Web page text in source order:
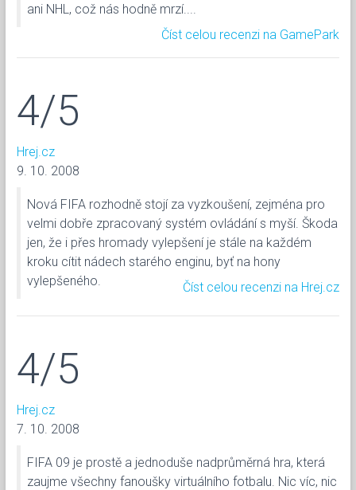
ani NHL, což nás hodně mrzí....
Číst celou recenzi na GamePark
4/5
Hrej.cz
9. 10. 2008
Nová FIFA rozhodně stojí za vyzkoušení, zejména pro
velmi dobře zpracovaný systém ovládání s myší. Škoda
jen, že i přes hromady vylepšení je stále na každém
kroku cítit nádech starého enginu, byť na hony
vylepšeného.
Číst celou recenzi na Hrej.cz
4/5
Hrej.cz
7. 10. 2008
FIFA 09 je prostě a jednoduše nadprůměrná hra, která
zaujme všechny fanoušky virtuálního fotbalu. Nic víc, nic